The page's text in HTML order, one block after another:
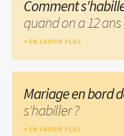
Comment
quand on a 12 ans
EN SAVOIR PLUS
Mariage en bord
s'habiller ?
EN SAVOIR PLUS